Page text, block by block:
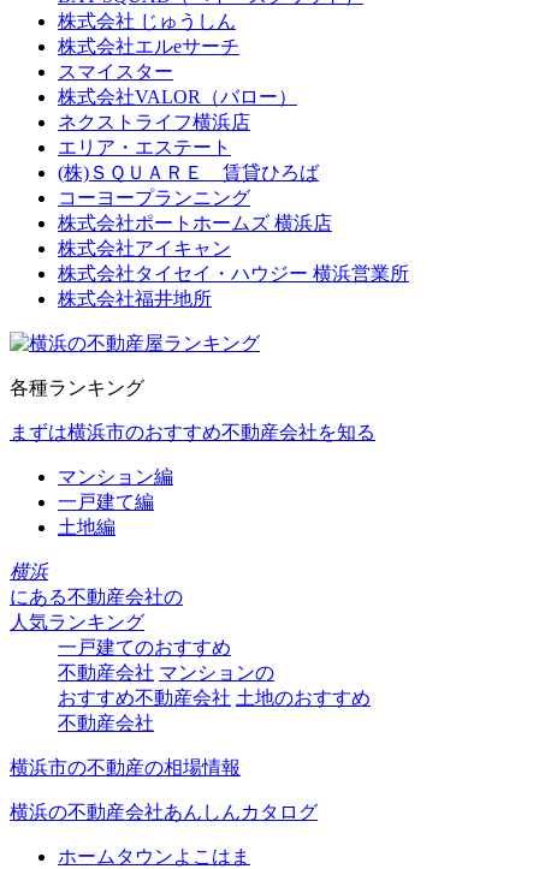
株式会社 じゅうしん
株式会社エルeサーチ
スマイスター
株式会社VALOR（バロー）
ネクストライフ横浜店
エリア・エステート
(株)ＳＱＵＡＲＥ 賃貸ひろば
コーヨープランニング
株式会社ポートホームズ 横浜店
株式会社アイキャン
株式会社タイセイ・ハウジー 横浜営業所
株式会社福井地所
各種ランキング
まずは横浜市のおすすめ不動産会社を知る
マンション編
一戸建て編
土地編
横浜
にある不動産会社の
人気ランキング
一戸建てのおすすめ
不動産会社 マンションの
おすすめ不動産会社 土地のおすすめ
不動産会社
横浜市の不動産の相場情報
横浜の不動産会社あんしんカタログ
ホームタウンよこはま